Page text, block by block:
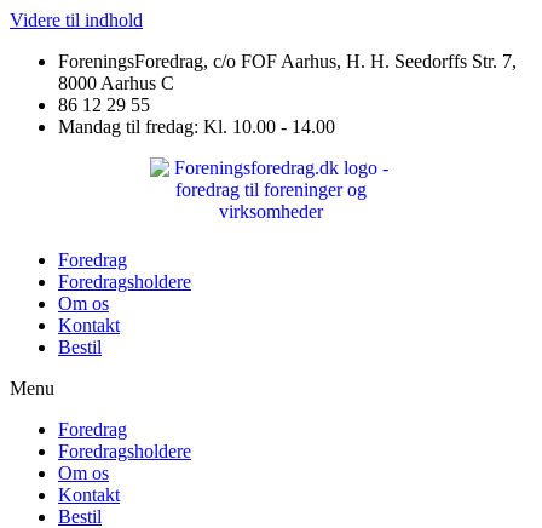
Videre til indhold
ForeningsForedrag, c/o FOF Aarhus, H. H. Seedorffs Str. 7,
8000 Aarhus C
86 12 29 55
Mandag til fredag: Kl. 10.00 - 14.00
Foredrag
Foredragsholdere
Om os
Kontakt
Bestil
Menu
Foredrag
Foredragsholdere
Om os
Kontakt
Bestil